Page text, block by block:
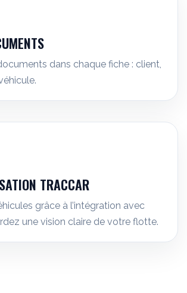
dans chaque fiche : client,
TRACCAR
grâce à l’intégration avec
une vision claire de votre flotte.